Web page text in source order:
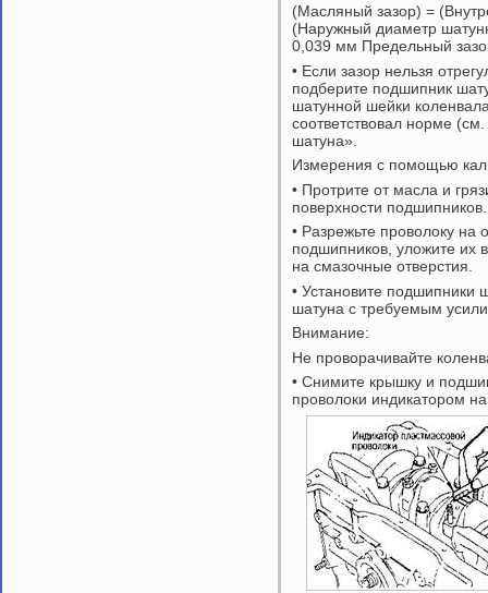
(Масляный зазор) =
(Наружный диаметр
0,039 мм Предельный
• Если зазор нельзя
подберите подшипник
шатунной шейки
соответствовал норме
шатуна».
Измерения с помощью
• Протрите от масла и
поверхности подшипников.
• Разрежьте проволоку на
подшипников, уложите их
на смазочные отверстия.
• Установите подшипники
шатуна с требуемым
Внимание:
Не проворачивайте
• Снимите крышку и
проволоки индикатором